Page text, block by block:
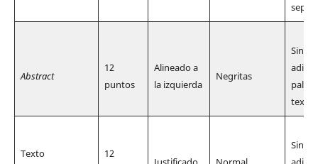
Abstract
12
puntos
Alineado a
la izquierda
Negritas
Sin
texto
Texto
12
Sin